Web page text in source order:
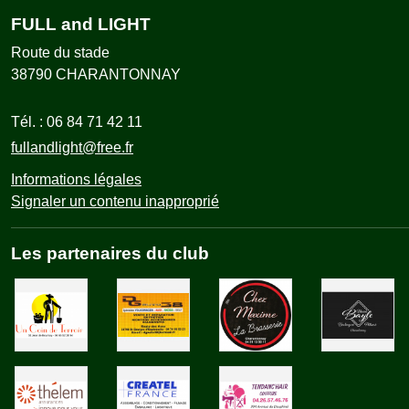
FULL and LIGHT
Route du stade
38790 CHARANTONNAY
Tél. : 06 84 71 42 11
fullandlight@free.fr
Informations légales
Signaler un contenu inapproprié
Les partenaires du club